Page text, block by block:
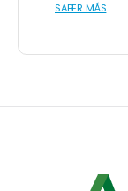
SABER MÁS